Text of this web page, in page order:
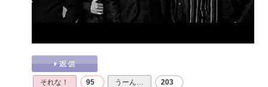
それな！ 95 うーん… 203